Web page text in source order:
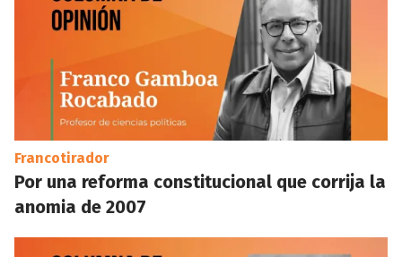
Francotirador
Por una reforma constitucional que corrija la
anomia de 2007